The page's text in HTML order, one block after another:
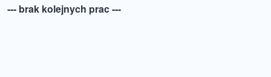
--- brak kolejnych prac ---